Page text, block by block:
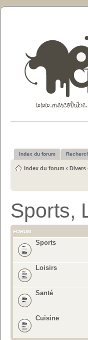
Index du forum
Index du forum ‹ Divers
Sports,
FORUM
Sports
Loisirs
Santé
Cuisine